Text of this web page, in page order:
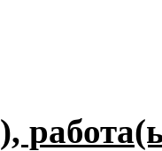
),